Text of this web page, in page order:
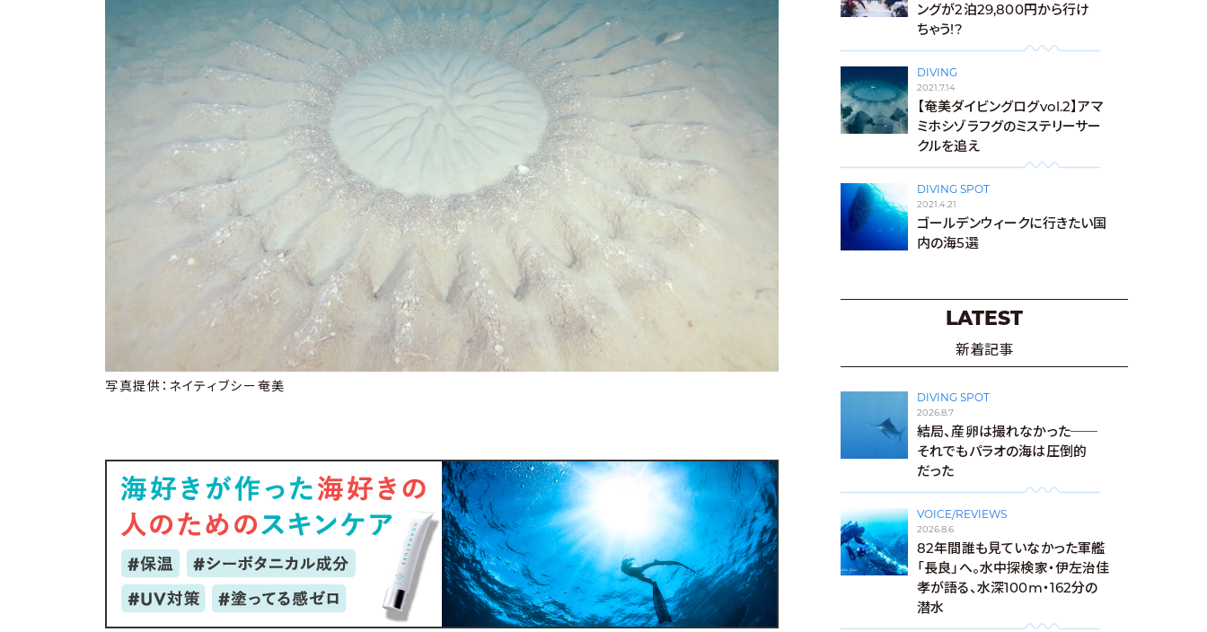
写真提供：ネイティブシー奄美
ングが2泊29,800円から行け
ちゃう!?
DIVING
2021.7.14
【奄美ダイビングログvol.2】アマ
ミホシゾラフグのミステリーサー
クルを追え
DIVING SPOT
2021.4.21
ゴールデンウィークに行きたい国
内の海5選
LATEST
新着記事
DIVING SPOT
2026.8.7
結局、産卵は撮れなかった──
それでもパラオの海は圧倒的
だった
VOICE/REVIEWS
2026.8.6
82年間誰も見ていなかった軍艦
「長良」へ。水中探検家・伊左治佳
孝が語る、水深100m・162分の
潜水